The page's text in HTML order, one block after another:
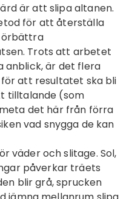
är att slipa altanen.
för att återställa
Trots att arbetet
anblick, är det flera
att resultatet ska bli
tilltalande (som
det här från förra
vad snygga de kan
väder och slitage. Sol,
påverkar träets
blir grå, sprucken